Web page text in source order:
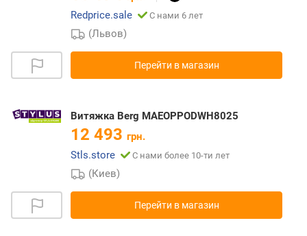
Redprice.sale
С нами 6 лет
(Львов)
Перейти в магазин
Витяжка Berg MAEOPPODWH8025
12 493 грн.
Stls.store
С нами более 10-ти лет
(Киев)
Перейти в магазин